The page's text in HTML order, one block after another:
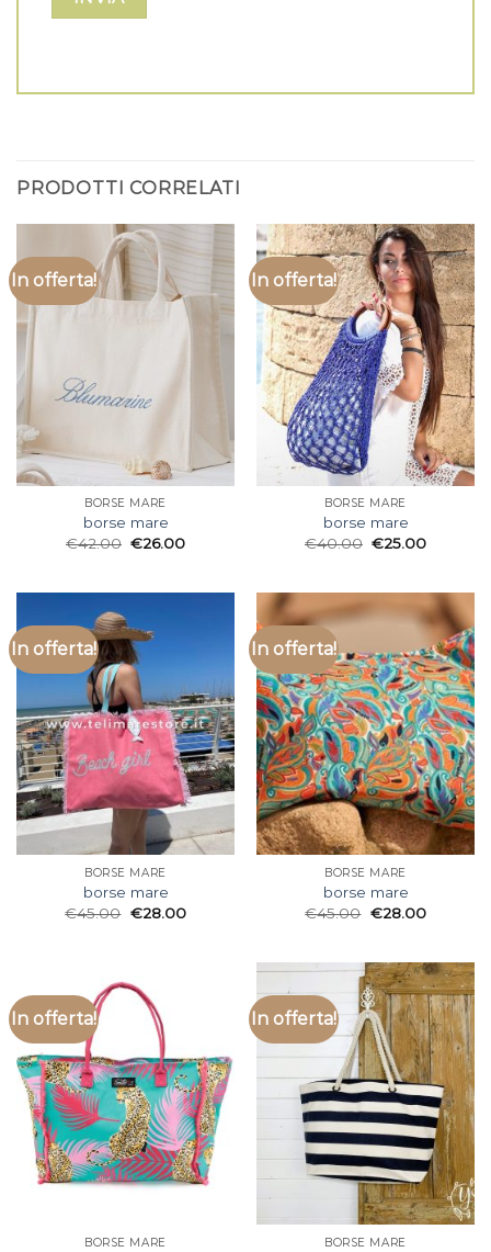
PRODOTTI CORRELATI
In offerta!
BORSE MARE
borse mare
€42.00 €26.00
In offerta!
BORSE MARE
borse mare
€40.00 €25.00
In offerta!
BORSE MARE
borse mare
€45.00 €28.00
In offerta!
BORSE MARE
borse mare
€45.00 €28.00
In offerta!
BORSE MARE
In offerta!
BORSE MARE